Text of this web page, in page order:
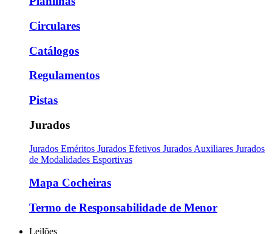
Circulares
Catálogos
Regulamentos
Pistas
Jurados
Jurados Eméritos Jurados Efetivos Jurados Auxiliares Jurados
de Modalidades Esportivas
Mapa Cocheiras
Termo de Responsabilidade de Menor
Leilões